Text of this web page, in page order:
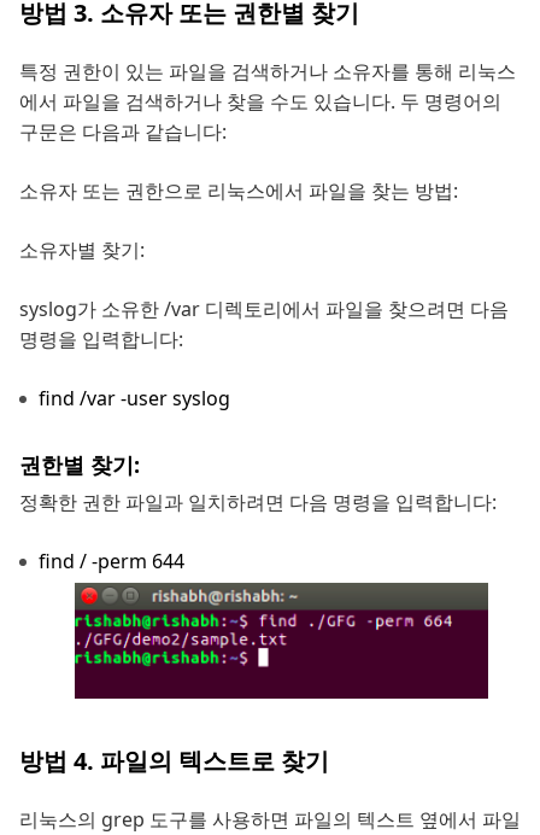
방법 3. 소유자 또는 권한별 찾기
특정 권한이 있는 파일을 검색하거나 소유자를 통해 리눅스
에서 파일을 검색하거나 찾을 수도 있습니다. 두 명령어의
구문은 다음과 같습니다:
소유자 또는 권한으로 리눅스에서 파일을 찾는 방법:
소유자별 찾기:
syslog가 소유한 /var 디렉토리에서 파일을 찾으려면 다음
명령을 입력합니다:
find /var -user syslog
권한별 찾기:
정확한 권한 파일과 일치하려면 다음 명령을 입력합니다:
find / -perm 644
방법 4. 파일의 텍스트로 찾기
리눅스의 grep 도구를 사용하면 파일의 텍스트 옆에서 파일